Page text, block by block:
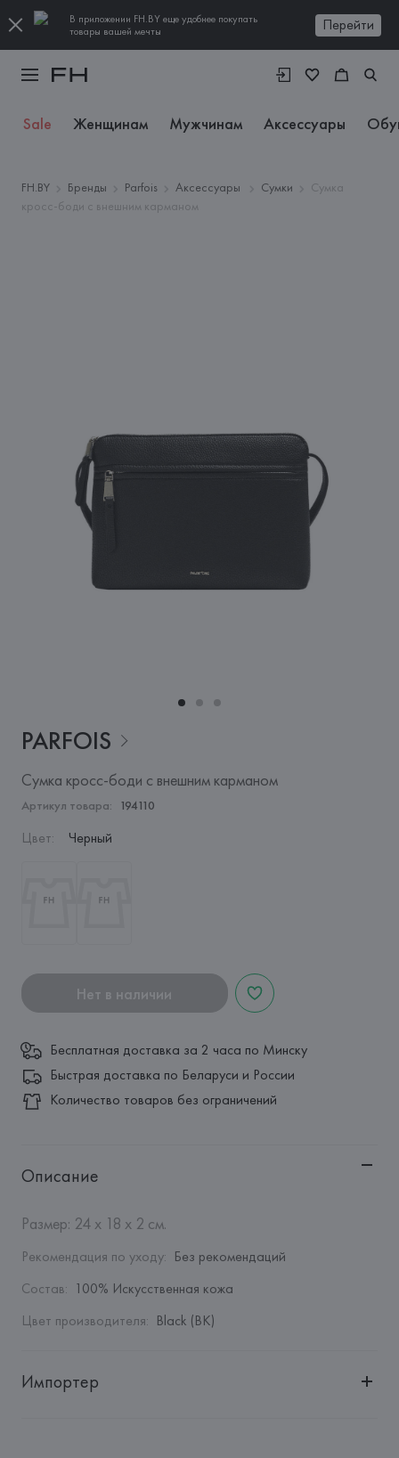
В приложении FH.BY еще удобнее покупать
товары вашей мечты
Перейти
Sale Женщинам Мужчинам Аксессуары
FH.BY Бренды Parfois Аксессуары Сумки
Сумка
кросс-боди с внешним карманом
PARFOIS
Сумка кросс-боди с внешним карманом
Артикул товара: 194110
Цвет: Черный
Нет в наличии
Бесплатная доставка за 2 часа по Минску
Быстрая доставка по Беларуси и России
Количество товаров без ограничений
Описание
Размер: 24 х 18 х 2 см.
Рекомендация по уходу: Без рекомендаций
Состав: 100% Искусственная кожа
Цвет производителя: Black (BK)
Импортер